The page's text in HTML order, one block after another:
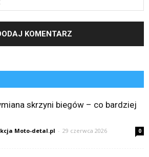
skrzyni biegów – co bardziej
Moto-detal.pl - 29 czerwca 2026 0